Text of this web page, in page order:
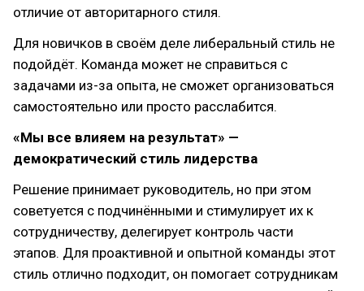
отличие от авторитарного стиля.
Для новичков в своём деле либеральный стиль не
подойдёт. Команда может не справиться с
задачами из-за опыта, не сможет организоваться
самостоятельно или просто расслабится.
«Мы все влияем на результат» —
демократический стиль лидерства
Решение принимает руководитель, но при этом
советуется с подчинёнными и стимулирует их к
сотрудничеству, делегирует контроль части
этапов. Для проактивной и опытной команды этот
стиль отлично подходит, он помогает сотрудникам